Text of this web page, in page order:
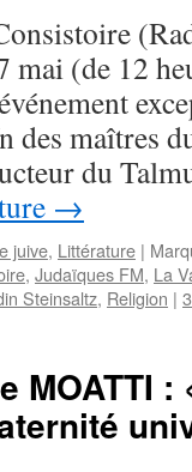
(de 12
maîtres
du
→
juive, Littérature |
, Judaïques FM, La
Steinsaltz, Religion |
MOATTI :